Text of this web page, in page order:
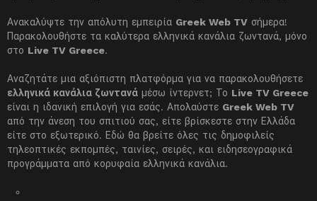
Ανακαλύψτε την απόλυτη εμπειρία Greek Web TV σήμερα!
Παρακολουθήστε τα καλύτερα ελληνικά κανάλια ζωντανά, μόνο
στο Live TV Greece.
Αναζητάτε μια αξιόπιστη πλατφόρμα για να παρακολουθήσετε
ελληνικά κανάλια ζωντανά μέσω ίντερνετ; Το Live TV Greece
είναι η ιδανική επιλογή για εσάς. Απολαύστε Greek Web TV
από την άνεση του σπιτιού σας, είτε βρίσκεστε στην Ελλάδα
είτε στο εξωτερικό. Εδώ θα βρείτε όλες τις δημοφιλείς
τηλεοπτικές εκπομπές, ταινίες, σειρές, και ειδησεογραφικά
προγράμματα από κορυφαία ελληνικά κανάλια.